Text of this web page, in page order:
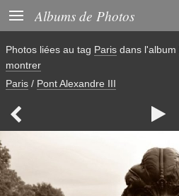
 Albums de Photos
Photos liées au tag Paris dans l'album
montrer
Paris / Pont Alexandre III
 